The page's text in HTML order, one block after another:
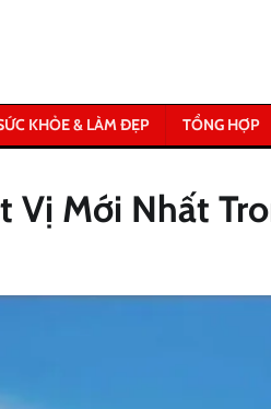
KHỎE & LÀM ĐẸP TỔNG HỢP
Vị Mới Nhất